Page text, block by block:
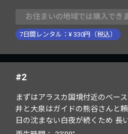
お住まいの地域では購入でき
7日間レンタル：¥ 330円（税込）
#2
まずはアラスカ国境付近のベー
井と大泉はガイドの熊谷さんと
日の沈まない白夜が続くため 長